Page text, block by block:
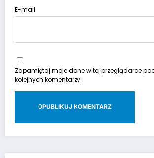
E-mail
Zapamiętaj moje dane w tej przeglądarce
kolejnych komentarzy.